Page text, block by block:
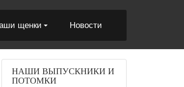
щенки Новости
НАШИ ВЫПУСКНИКИ И
ПОТОМКИ